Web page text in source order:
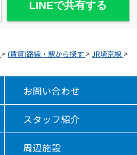
LINEで共有する
> (賃貸)路線・駅から探す > JR埼京線 >
お問い合わせ
スタッフ紹介
周辺施設